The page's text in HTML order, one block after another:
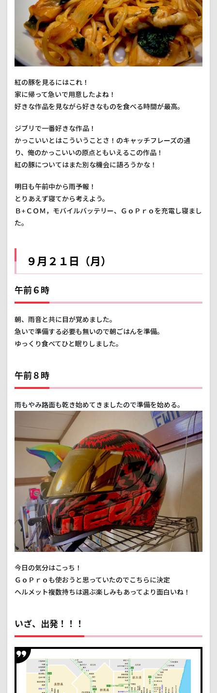
3.26
終点
3.27
帰宅
4
２日
（土）
紅の豚を見るにはこれ！
家に帰って急いで用意したよね！
好きな作品を見ながら好きなものを食べる時間が最高。
ジブリで一番好きな作品！
かっこいいとはこういうことさ！のキャッチフレーズの通
り、俺のかっこいいの原点ともいえるこの作品！
紅の豚についてはまた別な機会に語ろうかな！
明日も午前中から雨予報！
とりあえず寝てから考えよう。
Ｂ+ＣＯＭ，モバイルバッテリー、ＧｏＰｒｏを充電し寝まし
た。
９月２１日（月）
午前６時
朝、雨音と共に目が覚めました。
急いで準備する必要も無いので朝ごはんを準備。
ゆっくり食べてひと眠りしました。
午前８時
雨もやみ路面も乾き始めてきましたので準備を始める。
今日の気分はこっち！
ＧｏＰｒｏも使おうと思っていたのでこちらに決定
ヘルメット複数持ちは選ぶ楽しみもあってより面白いね！
いざ、出発！！！